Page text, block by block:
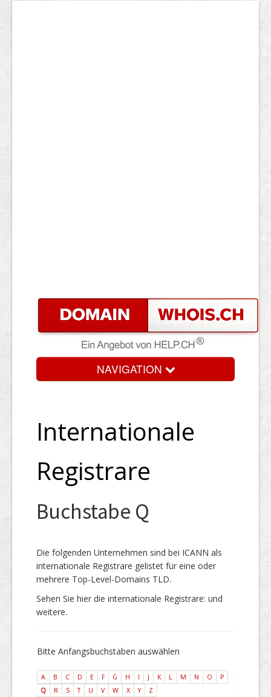
NAVIGATION
Internationale
Registrare
Buchstabe Q
Die folgenden Unternehmen sind bei ICANN als
internationale Registrare gelistet für eine oder
mehrere Top-Level-Domains TLD.
Sehen Sie hier die internationale Registrare: und
weitere.
Bitte Anfangsbuchstaben auswählen
A B C D E F G H I J K L M N O
P
Q
R S T U V W X Y Z